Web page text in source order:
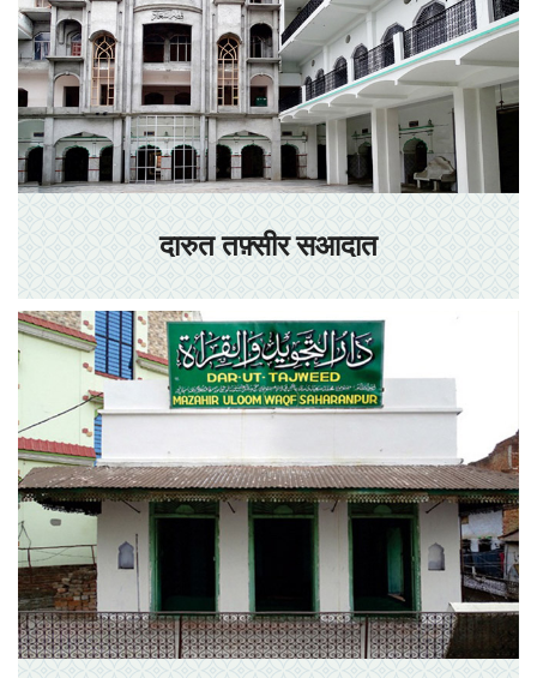
दारुत तफ़्सीर सआदात